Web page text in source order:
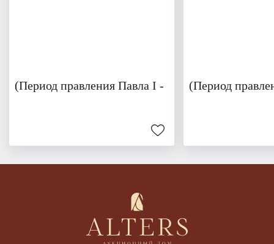
(Период правления Павла I - (Период